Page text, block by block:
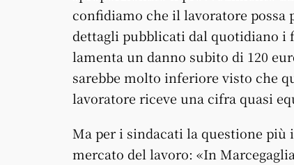
confidiamo che il lavoratore possa
dettagli pubblicati dal quotidiano i
lamenta un danno subito di 120
sarebbe molto inferiore visto che
lavoratore riceve una cifra quasi
Ma per i sindacati la questione
mercato del lavoro: «In